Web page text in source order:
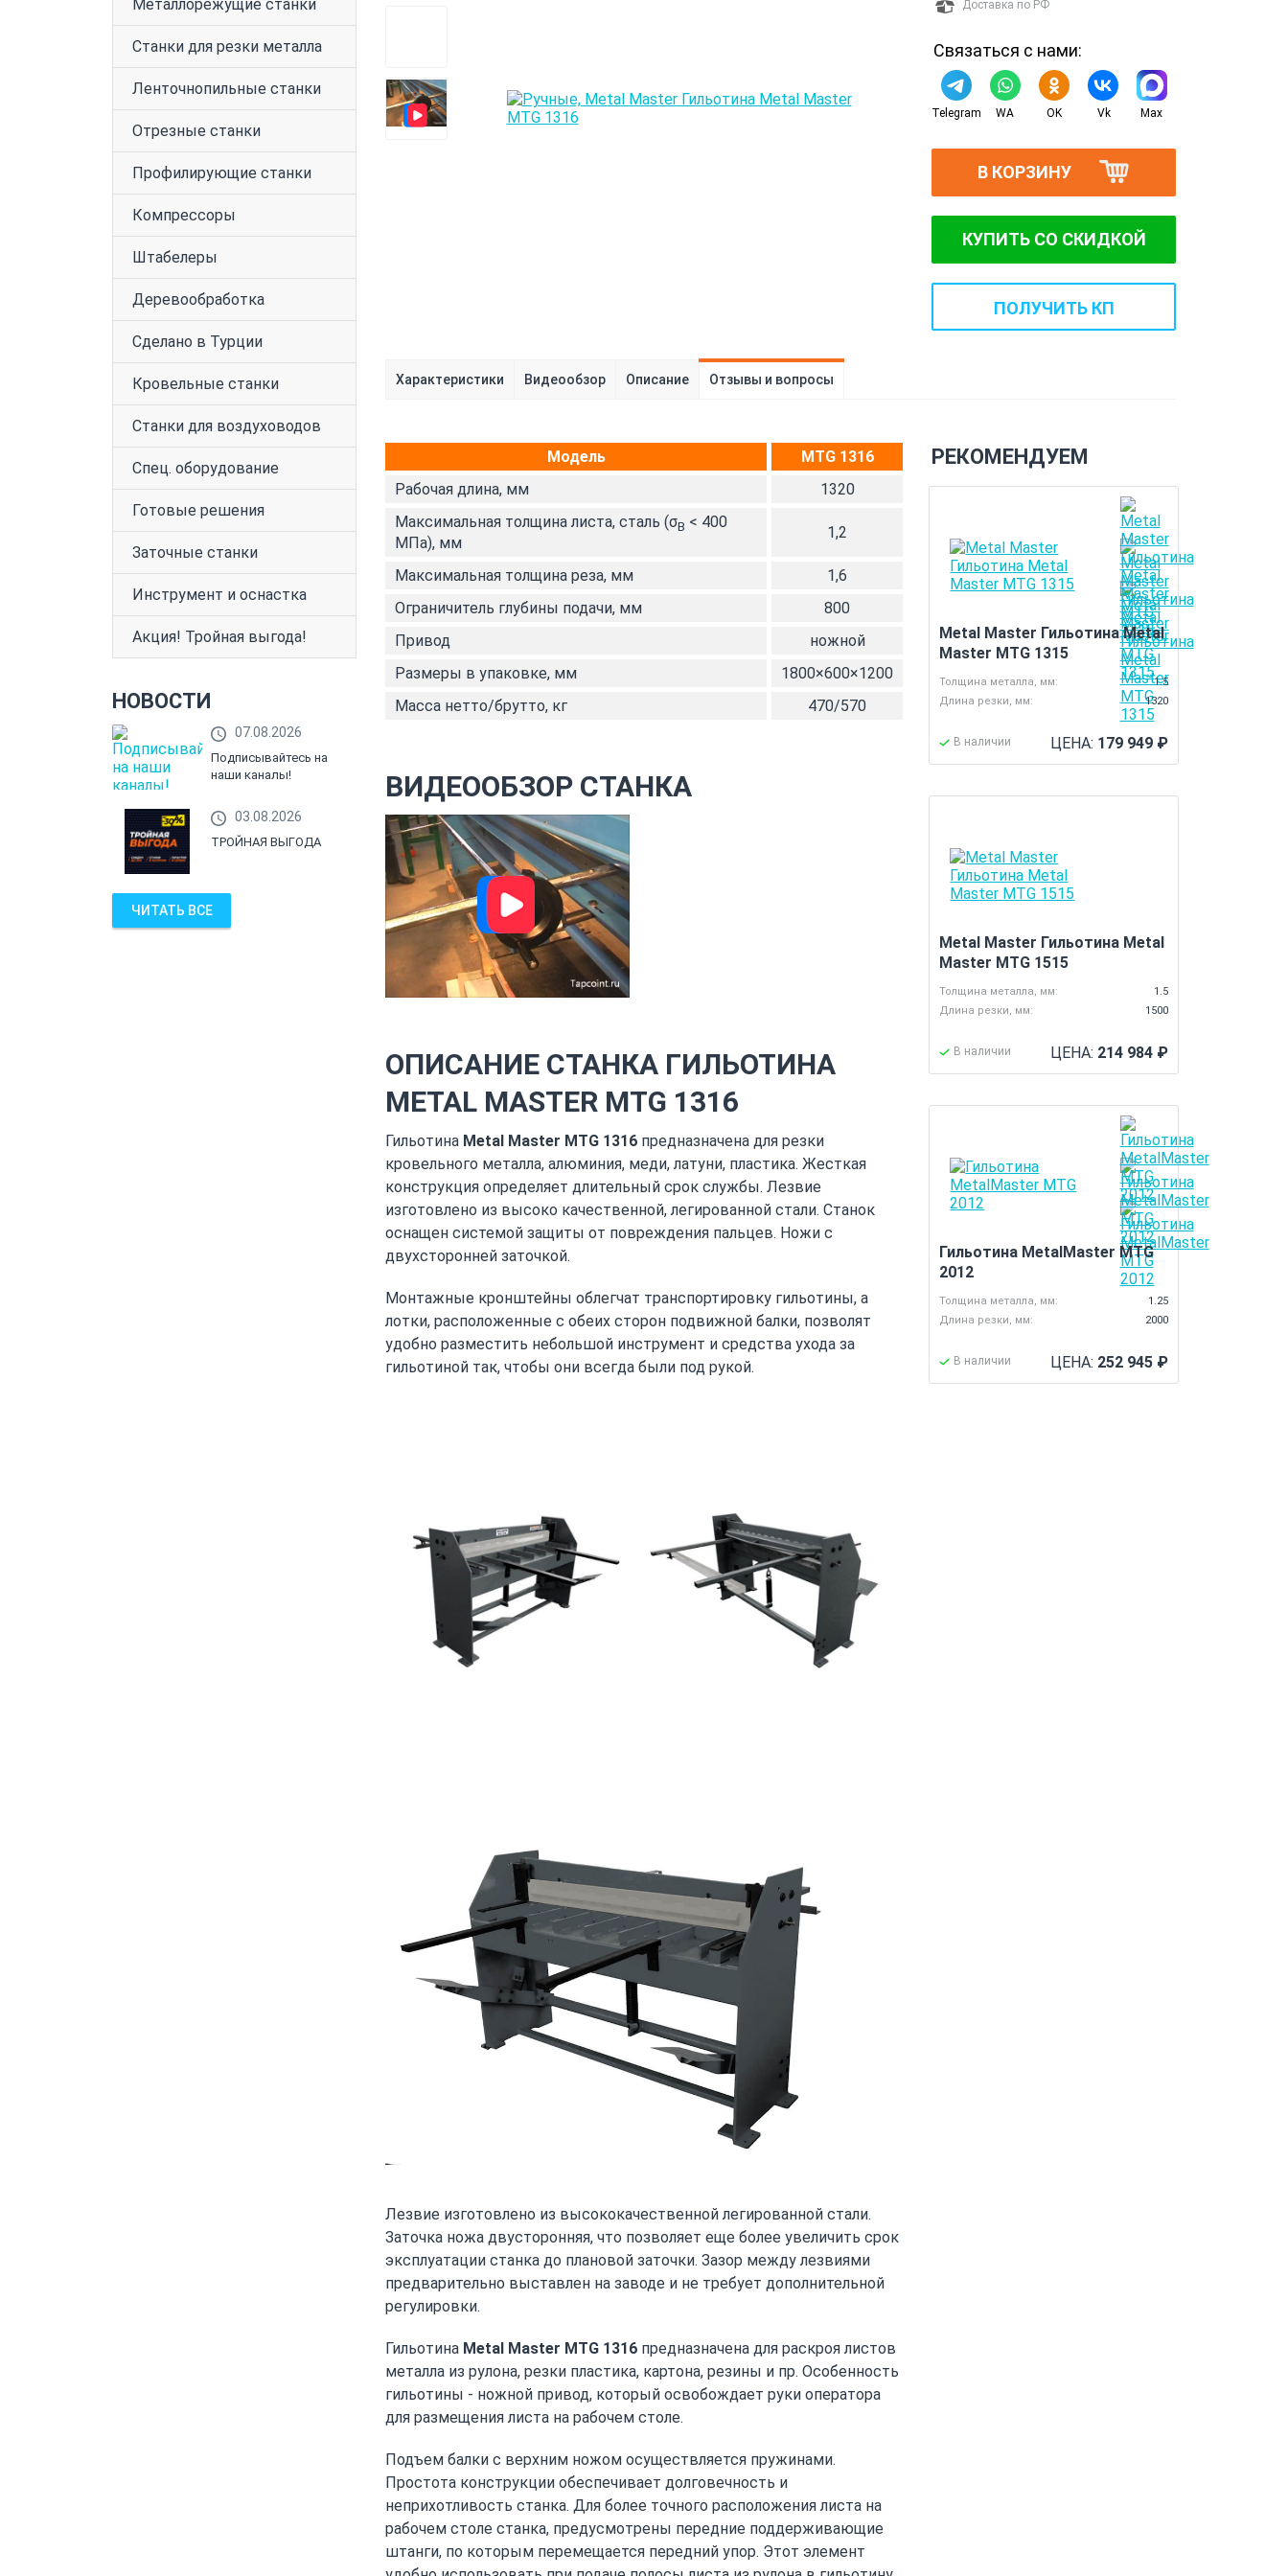
Металлорежущие станки
Станки для резки металла
Ленточнопильные станки
Отрезные станки
Профилирующие станки
Компрессоры
Штабелеры
Деревообработка
Сделано в Турции
Кровельные станки
Станки для воздуховодов
Спец. оборудование
Готовые решения
Заточные станки
Инструмент и оснастка
Акция! Тройная выгода!
НОВОСТИ
07.08.2026
Подписывайтесь на
наши каналы!
03.08.2026
ТРОЙНАЯ ВЫГОДА
ЧИТАТЬ ВСЕ
Доставка по РФ
Связаться с нами:
Telegram WA OK Vk Max
В КОРЗИНУ
КУПИТЬ СО СКИДКОЙ
ПОЛУЧИТЬ КП
Характеристики Видеообзор Описание Отзывы и вопросы
РЕКОМЕНДУЕМ
Metal Master Гильотина Metal
Master MTG 1315
Толщина металла, мм:
1.5
Длина резки, мм:
1320
В наличии ЦЕНА: 179 949 ₽
Metal Master Гильотина Metal
Master MTG 1515
Толщина металла, мм:
1.5
Длина резки, мм:
1500
В наличии ЦЕНА: 214 984 ₽
Гильотина MetalMaster MTG
2012
Толщина металла, мм:
1.25
Длина резки, мм:
2000
В наличии ЦЕНА: 252 945 ₽
Модель
MTG 1316
Рабочая длина, мм
1320
Максимальная толщина листа, сталь (σВ < 400
МПа), мм
1,2
Максимальная толщина реза, мм
1,6
Ограничитель глубины подачи, мм
800
Привод
ножной
Размеры в упаковке, мм
1800×600×1200
Масса нетто/брутто, кг
470/570
ВИДЕООБЗОР СТАНКА
ОПИСАНИЕ СТАНКА ГИЛЬОТИНА
METAL MASTER MTG 1316
Гильотина Metal Master MTG 1316 предназначена для резки
кровельного металла, алюминия, меди, латуни, пластика. Жесткая
конструкция определяет длительный срок службы. Лезвие
изготовлено из высоко качественной, легированной стали. Станок
оснащен системой защиты от повреждения пальцев. Ножи с
двухсторонней заточкой.
Монтажные кронштейны облегчат транспортировку гильотины, а
лотки, расположенные с обеих сторон подвижной балки, позволят
удобно разместить небольшой инструмент и средства ухода за
гильотиной так, чтобы они всегда были под рукой.
Лезвие изготовлено из высококачественной легированной стали.
Заточка ножа двусторонняя, что позволяет еще более увеличить срок
эксплуатации станка до плановой заточки. Зазор между лезвиями
предварительно выставлен на заводе и не требует дополнительной
регулировки.
Гильотина Metal Master MTG 1316 предназначена для раскроя листов
металла из рулона, резки пластика, картона, резины и пр. Особенность
гильотины - ножной привод, который освобождает руки оператора
для размещения листа на рабочем столе.
Подъем балки с верхним ножом осуществляется пружинами.
Простота конструкции обеспечивает долговечность и
неприхотливость станка. Для более точного расположения листа на
рабочем столе станка, предусмотрены передние поддерживающие
штанги, по которым перемещается передний упор. Этот элемент